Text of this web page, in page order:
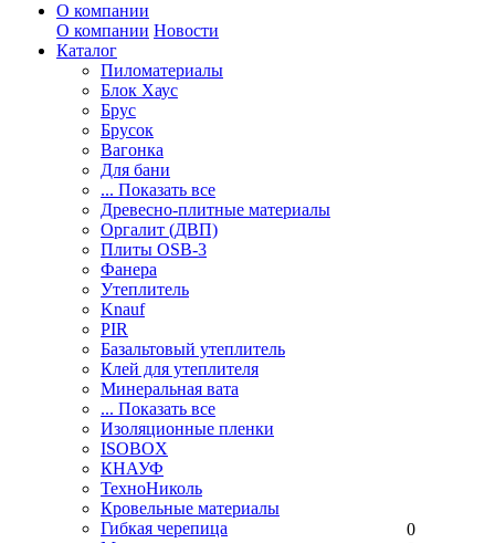
О компании
О компании Новости
Каталог
Пиломатериалы
Блок Хаус
Брус
Брусок
Вагонка
Для бани
... Показать все
Древесно-плитные материалы
Оргалит (ДВП)
Плиты OSB-3
Фанера
Утеплитель
Knauf
PIR
Базальтовый утеплитель
Клей для утеплителя
Минеральная вата
... Показать все
Изоляционные пленки
ISOBOX
КНАУФ
ТехноНиколь
Кровельные материалы
Гибкая черепица
0